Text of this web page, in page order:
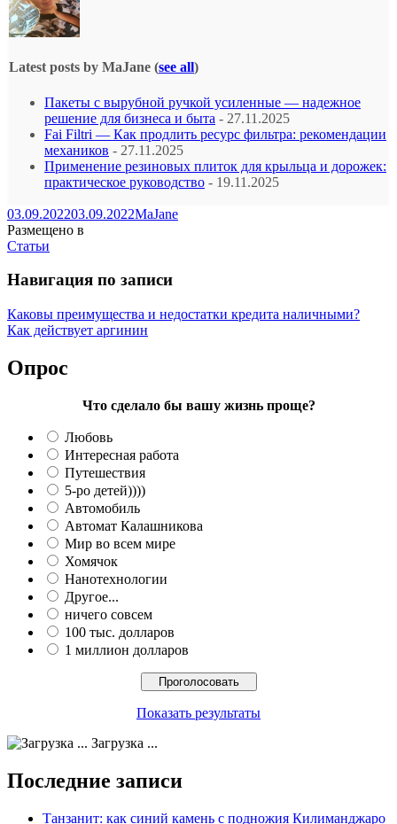
Latest posts by MaJane (see all)
Пакеты с вырубной ручкой усиленные — надежное
решение для бизнеса и быта - 27.11.2025
Fai Filtri — Как продлить ресурс фильтра: рекомендации
механиков - 27.11.2025
Применение резиновых плиток для крыльца и дорожек:
практическое руководство - 19.11.2025
03.09.202203.09.2022MaJane
Размещено в
Статьи
Навигация по записи
Каковы преимущества и недостатки кредита наличными?
Как действует аргинин
Опрос
Что сделало бы вашу жизнь проще?
Любовь
Интересная работа
Путешествия
5-ро детей))))
Автомобиль
Автомат Калашникова
Мир во всем мире
Хомячок
Нанотехнологии
Другое...
ничего совсем
100 тыс. долларов
1 миллион долларов
Показать результаты
Загрузка ...
Последние записи
Танзанит: как синий камень с подножия Килиманджаро